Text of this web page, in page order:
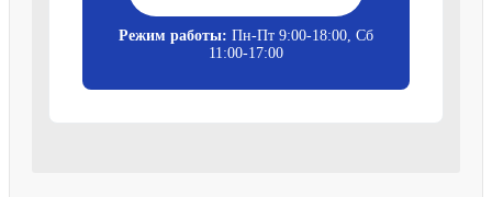
Режим работы: Пн-Пт 9:00-18:00, Сб
11:00-17:00